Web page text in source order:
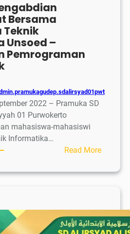
Bersama
Teknik
Unsoed –
Pemrograman
2022 – Pramuka SD
01 Purwokerto
mahasiswa-mahasiswi
Informatika…
Read More:
Teknik